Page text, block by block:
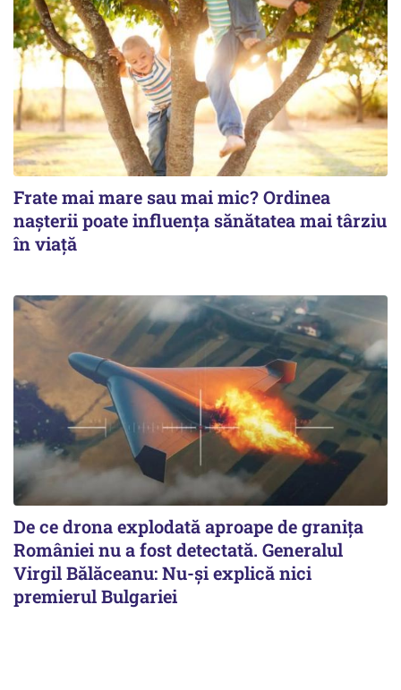
Frate mai mare sau mai mic? Ordinea
nașterii poate influența sănătatea mai târziu
în viață
De ce drona explodată aproape de granița
României nu a fost detectată. Generalul
Virgil Bălăceanu: Nu-și explică nici
premierul Bulgariei